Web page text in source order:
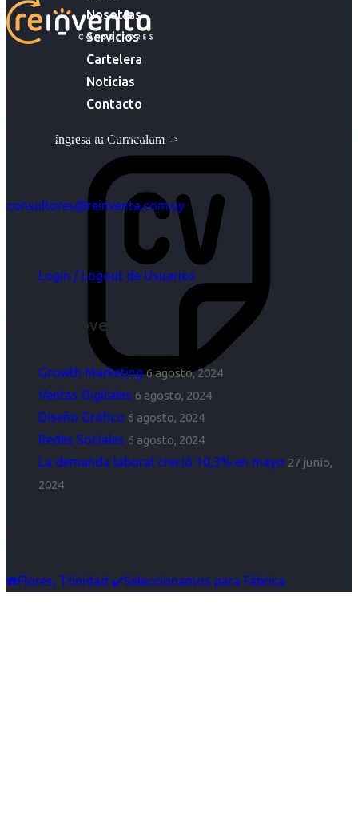
Nosotras
Servicios
Cartelera
Noticias
Contacto
Ingresa tu Curriculum ->
Acompañar a empresas en su gestión de capital humano y
acompañar a personas en la búsqueda y encuentro de sus
objetivos es para nosotros un trabajo, pero antes un placer.
consultores@reinventa.com.uy
Login / Logout de Usuarios
Últimas Novedades
Growth Marketing 6 agosto, 2024
Ventas Digitales 6 agosto, 2024
Diseño Gráfico 6 agosto, 2024
Redes Sociales 6 agosto, 2024
La demanda laboral creció 10,3% en mayo 27 junio,
2024
☎️Flores, Trinidad ✔️Seleccionamos para Fábrica